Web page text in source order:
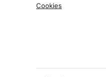
Cookies